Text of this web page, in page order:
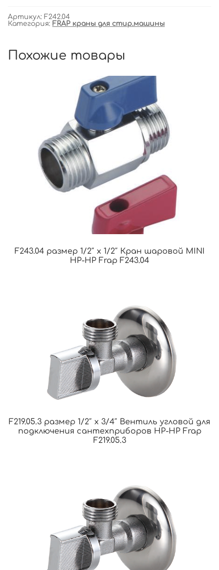
Артикул: F242.04
Категория: FRAP краны для стир.машины
Похожие товары
F243.04 размер 1/2″ x 1/2″ Кран шаровой MINI
НР-НР Frap F243.04
F219.05.3 размер 1/2″ x 3/4″ Вентиль угловой для
подключения сантехприборов НР-НР Frap
F219.05.3